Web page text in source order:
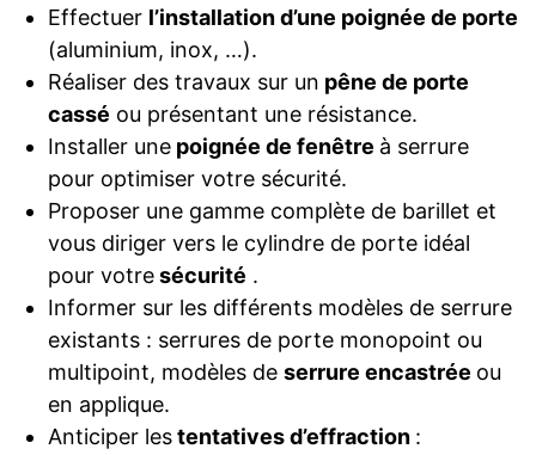
Effectuer l’installation d’une poignée de porte
(aluminium, inox, …).
Réaliser des travaux sur un pêne de porte
cassé ou présentant une résistance.
Installer unepoignée de fenêtre à serrure
pour optimiser votre sécurité.
Proposer une gamme complète de barillet et
vous diriger vers le cylindre de porte idéal
pour votresécurité .
Informer sur les différents modèles de serrure
existants : serrures de porte monopoint ou
multipoint, modèles de serrure encastrée ou
en applique.
Anticiper lestentatives d’effraction :